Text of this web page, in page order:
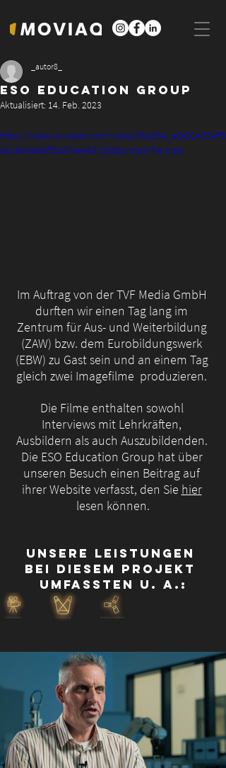
ESO EDUCATION GROUP
_autor8_
Aktualisiert: 14. Feb. 2023
https://video.wixstatic.com/video/56ad54_e8a914054ff0
4b16b9a9dff2b87ae483/1080p/mp4/file.mp4
Im Auftrag von der TVF Media GmbH
durften wir einen Tag lang im
Zentrum für Aus- und Weiterbildung
(ZAW) bzw. dem Eurobildungswerk
(EBW) zu Gast sein und an einem Tag
gleich zwei Imagefilme  produzieren.
Die Filme enthalten sowohl
Interviews mit Lehrkräften,
Ausbildern als auch Auszubildenden.
Die ESO Education Group hat über
unseren Besuch einen Beitrag auf
ihrer Website verfasst, den Sie hier
lesen können.
Unsere Leistungen
bei diesem Projekt
umfassten u. A.: